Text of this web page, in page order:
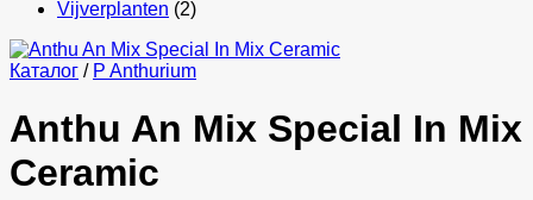
Vijverplanten (2)
Каталог / P Anthurium
Anthu An Mix Special In Mix
Ceramic